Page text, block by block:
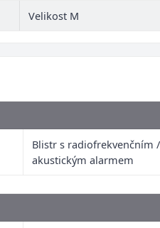
Velikost M
Blistr s radiofrekvenčním /
akustickým alarmem